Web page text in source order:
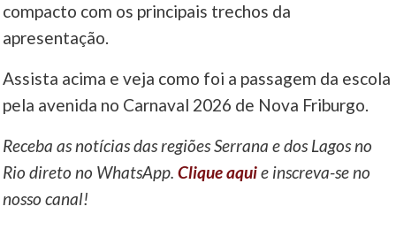
compacto com os principais trechos da
apresentação.
Assista acima e veja como foi a passagem da escola
pela avenida no Carnaval 2026 de Nova Friburgo.
Receba as notícias das regiões Serrana e dos Lagos no
Rio direto no WhatsApp.Clique aquie inscreva-se no
nosso canal!